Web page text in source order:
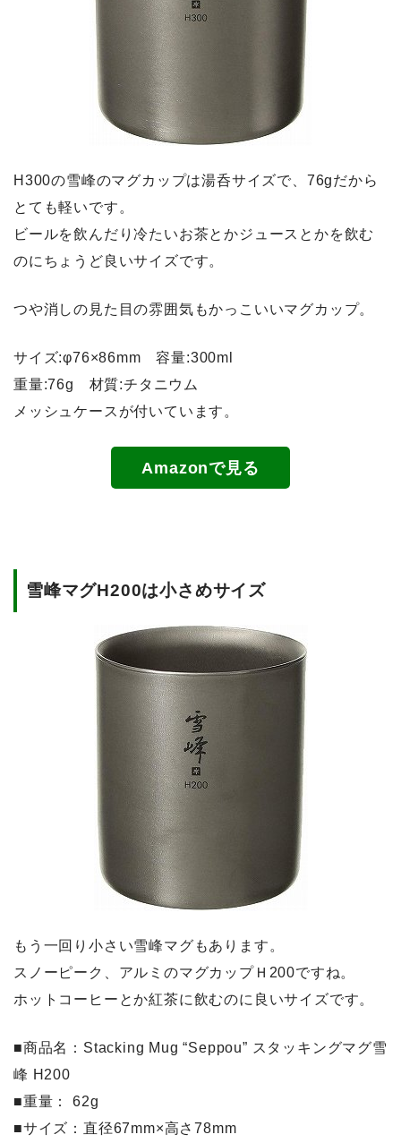
H300の雪峰のマグカップは湯呑サイズで、76gだから
とても軽いです。
ビールを飲んだり冷たいお茶とかジュースとかを飲む
のにちょうど良いサイズです。
つや消しの見た目の雰囲気もかっこいいマグカップ。
サイズ:φ76×86mm 容量:300ml
重量:76g 材質:チタニウム
メッシュケースが付いています。
Amazonで見る
雪峰マグH200は小さめサイズ
もう一回り小さい雪峰マグもあります。
スノーピーク、アルミのマグカップＨ200ですね。
ホットコーヒーとか紅茶に飲むのに良いサイズです。
■商品名：Stacking Mug “Seppou” スタッキングマグ雪
峰 H200
■重量： 62g
■サイズ：直径67mm×高さ78mm